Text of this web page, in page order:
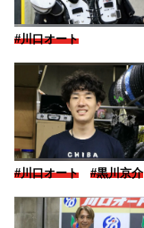
#川口オート
#川口オート #黒川京介